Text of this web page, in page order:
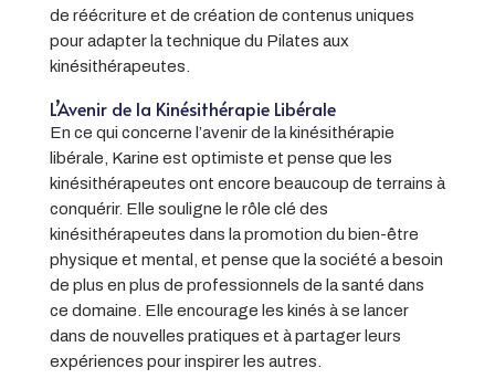
de réécriture et de création de contenus uniques
pour adapter la technique du Pilates aux
kinésithérapeutes.
L’Avenir de la Kinésithérapie Libérale
En ce qui concerne l’avenir de la kinésithérapie
libérale, Karine est optimiste et pense que les
kinésithérapeutes ont encore beaucoup de terrains à
conquérir. Elle souligne le rôle clé des
kinésithérapeutes dans la promotion du bien-être
physique et mental, et pense que la société a besoin
de plus en plus de professionnels de la santé dans
ce domaine. Elle encourage les kinés à se lancer
dans de nouvelles pratiques et à partager leurs
expériences pour inspirer les autres.